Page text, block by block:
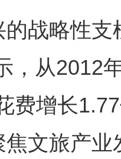
略性支
，从2012
费增长
文旅产